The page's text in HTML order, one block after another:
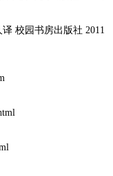
校园书房出版社 2011